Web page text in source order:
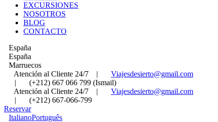
EXCURSIONES
NOSOTROS
BLOG
CONTACTO
España
España
Marruecos
Atención al Cliente 24/7
|
Viajesdesierto@gmail.com
|
(+212) 667 066 799 (Ismail)
Atención al Cliente 24/7
|
Viajesdesierto@gmail.com
|
(+212) 667-066-799
Reservar
ItalianoPortuguês